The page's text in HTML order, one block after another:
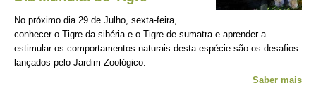
No próximo dia 29 de Julho, sexta-feira,
conhecer o Tigre-da-sibéria e o Tigre-de-sumatra e aprender a
estimular os comportamentos naturais desta espécie são os desafios
lançados pelo Jardim Zoológico.
Saber mais